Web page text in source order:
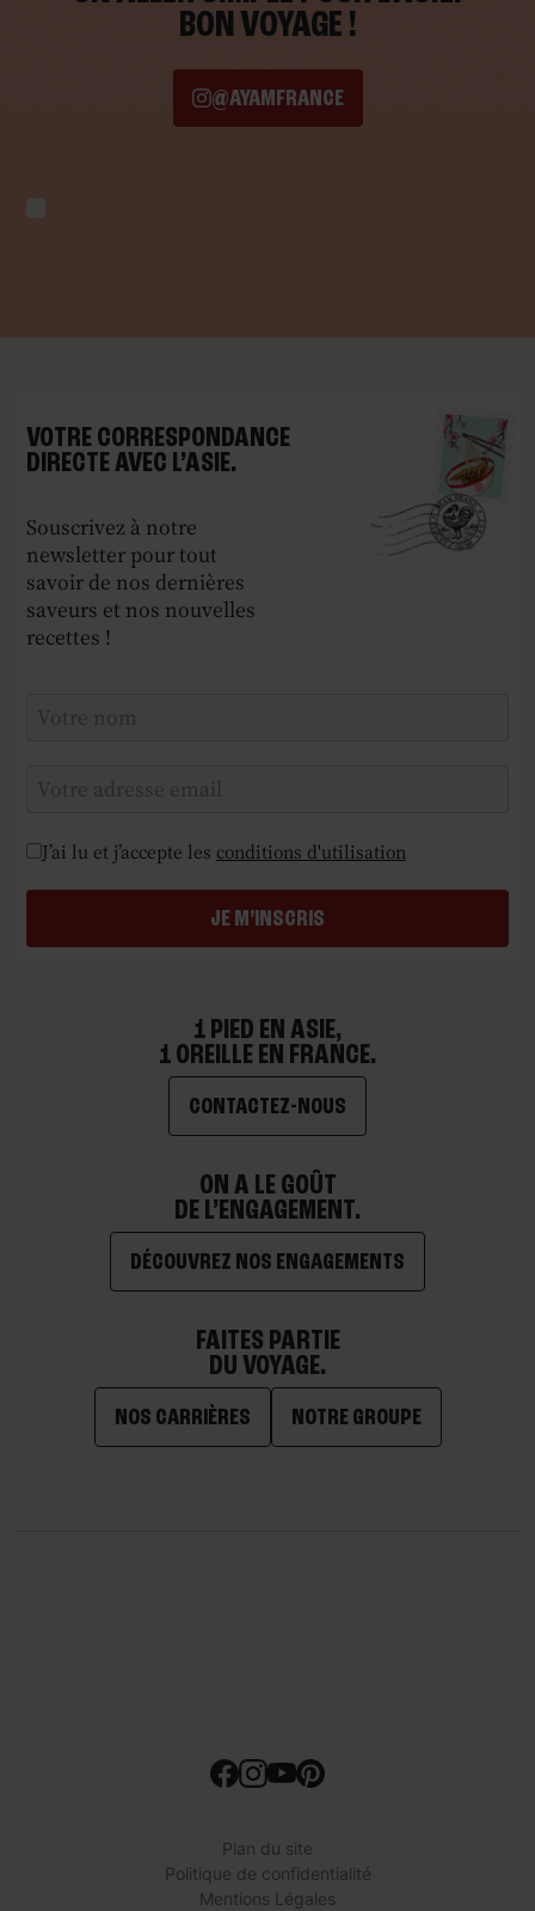
BON VOYAGE !
@AYAMFRANCE
VOTRE CORRESPONDANCE
DIRECTE AVEC L’ASIE.
Souscrivez à notre
newsletter pour tout
savoir de nos dernières
saveurs et nos nouvelles
recettes !
Checkboxes*
J’ai lu et j’accepte les conditions d'utilisation
JE M’INSCRIS
1 PIED EN ASIE,
1 OREILLE EN FRANCE.
CONTACTEZ-NOUS
ON A LE GOÛT
DE L’ENGAGEMENT.
DÉCOUVREZ NOS ENGAGEMENTS
FAITES PARTIE
DU VOYAGE.
NOS CARRIÈRES NOTRE GROUPE
Plan du site
Politique de confidentialité
Mentions Légales